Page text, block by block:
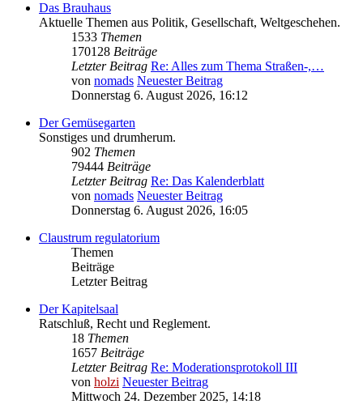
Das Brauhaus
Aktuelle Themen aus Politik, Gesellschaft, Weltgeschehen.
1533 Themen
170128 Beiträge
Letzter Beitrag Re: Alles zum Thema Straßen-,…
von nomads Neuester Beitrag
Donnerstag 6. August 2026, 16:12
Der Gemüsegarten
Sonstiges und drumherum.
902 Themen
79444 Beiträge
Letzter Beitrag Re: Das Kalenderblatt
von nomads Neuester Beitrag
Donnerstag 6. August 2026, 16:05
Claustrum regulatorium
Themen
Beiträge
Letzter Beitrag
Der Kapitelsaal
Ratschluß, Recht und Reglement.
18 Themen
1657 Beiträge
Letzter Beitrag Re: Moderationsprotokoll III
von holzi Neuester Beitrag
Mittwoch 24. Dezember 2025, 14:18